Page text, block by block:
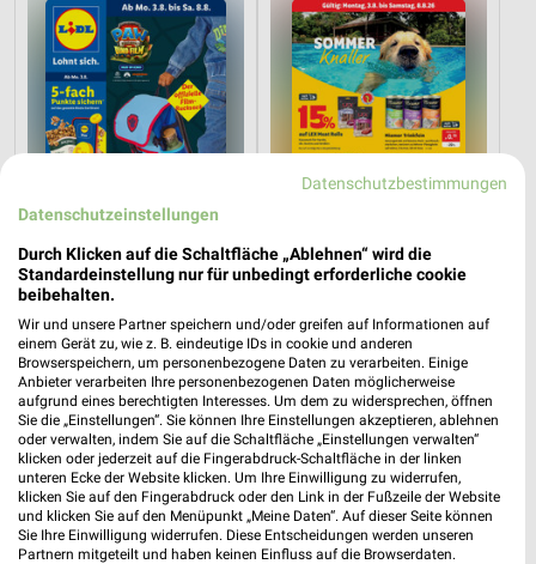
0,4 km
Angebote ab 03.08.
Noch heute gültig
15,1 km
Sommer Knaller
Noch heute gültig
SIEMES Schuhcenter hagebaumarkt
Datenschutzbestimmungen
Datenschutzeinstellungen
Durch Klicken auf die Schaltfläche „Ablehnen“ wird die
Standardeinstellung nur für unbedingt erforderliche cookie
beibehalten.
Wir und unsere Partner speichern und/oder greifen auf Informationen auf
einem Gerät zu, wie z. B. eindeutige IDs in cookie und anderen
Browserspeichern, um personenbezogene Daten zu verarbeiten. Einige
Anbieter verarbeiten Ihre personenbezogenen Daten möglicherweise
aufgrund eines berechtigten Interesses. Um dem zu widersprechen, öffnen
Sie die „Einstellungen“. Sie können Ihre Einstellungen akzeptieren, ablehnen
oder verwalten, indem Sie auf die Schaltfläche „Einstellungen verwalten“
klicken oder jederzeit auf die Fingerabdruck-Schaltfläche in der linken
unteren Ecke der Website klicken. Um Ihre Einwilligung zu widerrufen,
klicken Sie auf den Fingerabdruck oder den Link in der Fußzeile der Website
und klicken Sie auf den Menüpunkt „Meine Daten“. Auf dieser Seite können
Sie Ihre Einwilligung widerrufen. Diese Entscheidungen werden unseren
Partnern mitgeteilt und haben keinen Einfluss auf die Browserdaten.